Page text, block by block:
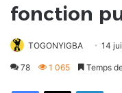
fonction
TOGONYIGBA 14
78 1 065 Temps
FacebookX